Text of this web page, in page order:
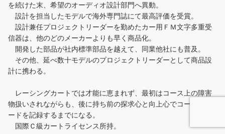
を続けた末、希望のオーディオ設計部門へ異動。
設計を担当したモデルで海外専門誌にて最高評価を受賞。
設計兼任プロジェクトリーダーを勤めたカー用ＦＭ文字多重受
信器は、他のどのメーカーよりも早く商品化。
開発した部品が社内標準部品を越えて、同業他社にも普及。
その他、延べ数十モデルのプロジェクトリーダーとして商品設
計に携わる。
レーシングカートでは才能に恵まれず、最初はコース上の障害
物扱いされながらも、後に持ち前の探求心と向上心でコースレコ
ードを記録するまでになる。
国際Ｃ級カートライセンス所持。